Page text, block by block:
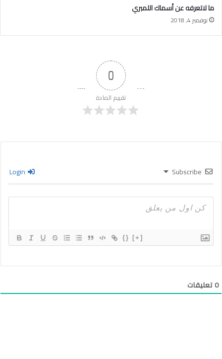
ما لاتعرفه عن أسماك اللمبري
نوفمبر 4, 2018
0
تقييم المادة
Subscribe
{} [+]
0تعليقات